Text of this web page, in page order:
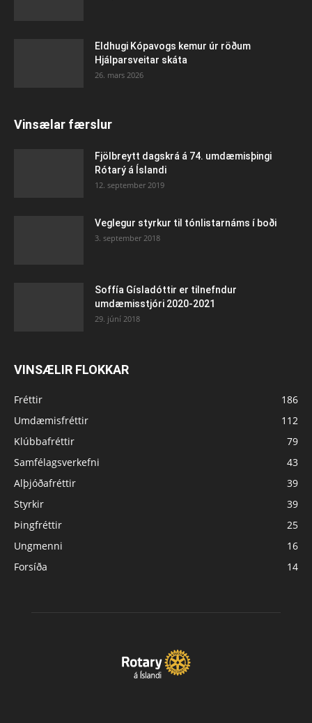
Eldhugi Kópavogs kemur úr röðum
Hjálparsveitar skáta
26. mars 2026
Vinsælar færslur
Fjölbreytt dagskrá á 74. umdæmisþingi
Rótarý á Íslandi
12. september 2019
Veglegur styrkur til tónlistarnáms í boði
3. september 2018
Soffía Gísladóttir er tilnefndur
umdæmisstjóri 2020-2021
29. júní 2018
VINSÆLIR FLOKKAR
Fréttir
186
Umdæmisfréttir
112
Klúbbafréttir
79
Samfélagsverkefni
43
Alþjóðafréttir
39
Styrkir
39
Þingfréttir
25
Ungmenni
16
Forsíða
14